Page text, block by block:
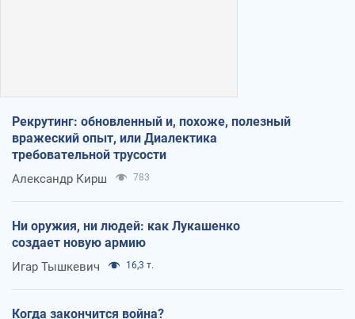
Рекрутинг: обновленный и, похоже, полезный
вражеский опыт, или Диалектика
требовательной трусости
Александр Кирш 783
Ни оружия, ни людей: как Лукашенко
создает новую армию
Игар Тышкевич 16,3 т.
Когда закончится война?